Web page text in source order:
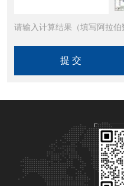
请输入计算结果（填写阿拉